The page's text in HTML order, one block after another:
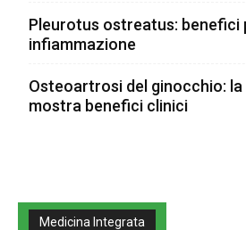
Pleurotus ostreatus: benefici
infiammazione
Osteoartrosi del ginocchio: la
mostra benefici clinici
Medicina Integrata